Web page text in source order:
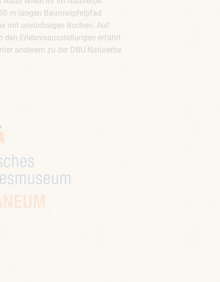
m langen Baumwipfelpfad
mit urwüchsigen Buchen. Auf
den Erlebnisausstellungen erfahrt
anderem zu der DBU Naturerbe